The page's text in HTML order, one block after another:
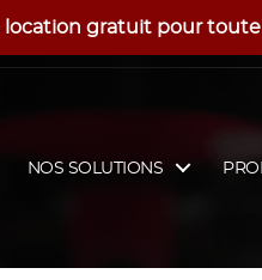
location gratuit pour
NOS SOLUTIONS